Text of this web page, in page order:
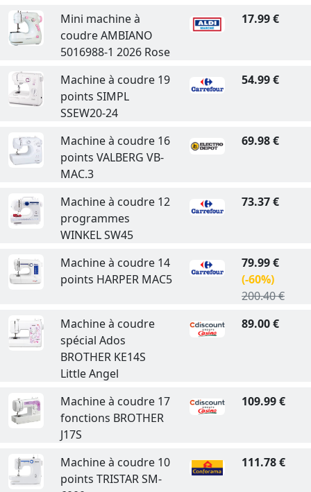
Mini machine à
coudre AMBIANO
5016988-1 2026 Rose
17.99 €
Machine à coudre 19
points SIMPL
SSEW20-24
54.99 €
Machine à coudre 16
points VALBERG VB-
MAC.3
69.98 €
Machine à coudre 12
programmes
WINKEL SW45
73.37 €
Machine à coudre 14
points HARPER MAC5
79.99 €
(-60%)
200.40 €
Machine à coudre
spécial Ados
BROTHER KE14S
Little Angel
89.00 €
Machine à coudre 17
fonctions BROTHER
J17S
109.99 €
Machine à coudre 10
points TRISTAR SM-
111.78 €